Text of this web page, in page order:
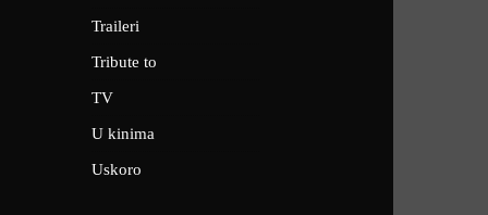
Traileri
Tribute to
TV
U kinima
Uskoro